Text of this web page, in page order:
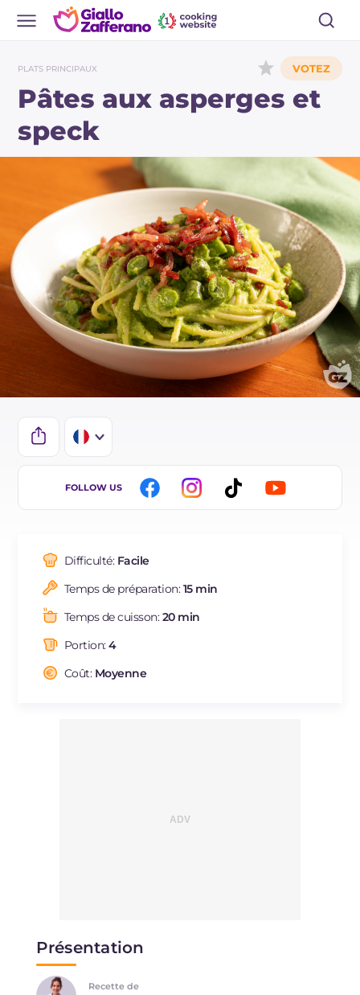
PLATS PRINCIPAUX
Pâtes aux asperges et
speck
IT
ES
NL
BR
FOLLOW US
Difficulté: Facile
Temps de préparation:15 min
Temps de cuisson:20 min
Portion:4
Coût: Moyenne
Présentation
Recette de